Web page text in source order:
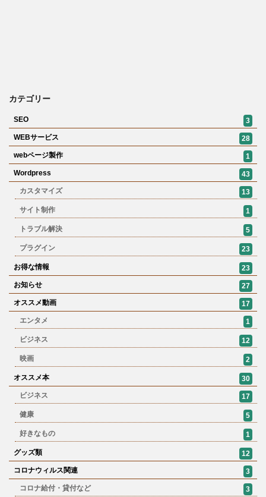
カテゴリー
SEO
3
WEBサービス
28
webページ製作
1
Wordpress
43
カスタマイズ
13
サイト制作 1
トラブル解決 5
プラグイン 23
お得な情報
23
お知らせ
27
オススメ動画
17
エンタメ
1
ビジネス 12
映画 2
オススメ本
30
ビジネス
17
健康 5
好きなもの 1
グッズ類
12
コロナウィルス関連
3
コロナ給付・貸付など
3